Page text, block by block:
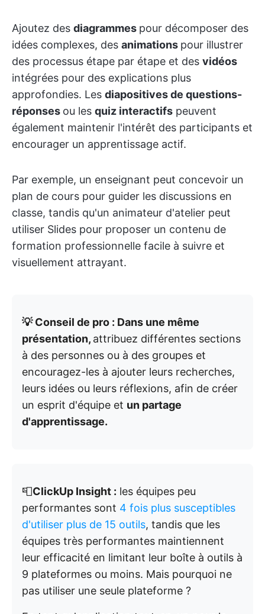
Ajoutez des diagrammes pour décomposer des
idées complexes, des animations pour illustrer
des processus étape par étape et des vidéos
intégrées pour des explications plus
approfondies. Les diapositives de questions-
réponses ou les quiz interactifs peuvent
également maintenir l'intérêt des participants et
encourager un apprentissage actif.
Par exemple, un enseignant peut concevoir un
plan de cours pour guider les discussions en
classe, tandis qu'un animateur d'atelier peut
utiliser Slides pour proposer un contenu de
formation professionnelle facile à suivre et
visuellement attrayant.
💡 Conseil de pro : Dans une même
présentation, attribuez différentes sections
à des personnes ou à des groupes et
encouragez-les à ajouter leurs recherches,
leurs idées ou leurs réflexions, afin de créer
un esprit d'équipe et un partage
d'apprentissage.
📮ClickUp Insight : les équipes peu
performantes sont 4 fois plus susceptibles
d'utiliser plus de 15 outils, tandis que les
équipes très performantes maintiennent
leur efficacité en limitant leur boîte à outils à
9 plateformes ou moins. Mais pourquoi ne
pas utiliser une seule plateforme ?